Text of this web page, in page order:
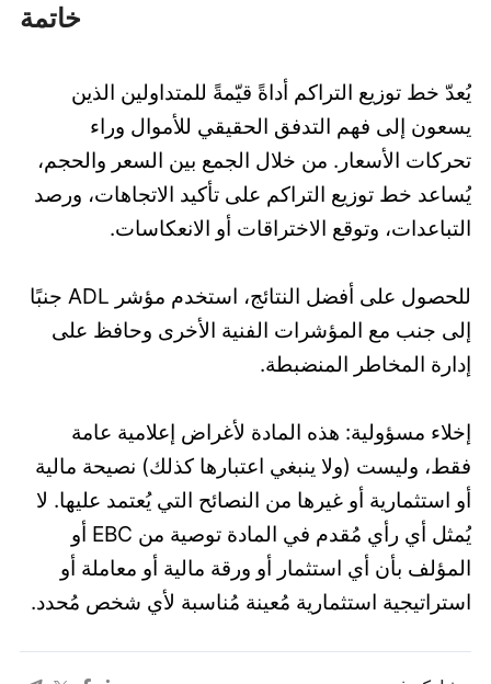
خاتمة
يُعدّ خط توزيع التراكم أداةً قيّمةً للمتداولين الذين
يسعون إلى فهم التدفق الحقيقي للأموال وراء
تحركات الأسعار. من خلال الجمع بين السعر والحجم،
يُساعد خط توزيع التراكم على تأكيد الاتجاهات، ورصد
التباعدات، وتوقع الاختراقات أو الانعكاسات.
للحصول على أفضل النتائج، استخدم مؤشر ADL جنبًا
إلى جنب مع المؤشرات الفنية الأخرى وحافظ على
إدارة المخاطر المنضبطة.
إخلاء مسؤولية: هذه المادة لأغراض إعلامية عامة
فقط، وليست (ولا ينبغي اعتبارها كذلك) نصيحة مالية
أو استثمارية أو غيرها من النصائح التي يُعتمد عليها. لا
يُمثل أي رأي مُقدم في المادة توصية من EBC أو
المؤلف بأن أي استثمار أو ورقة مالية أو معاملة أو
استراتيجية استثمارية مُعينة مُناسبة لأي شخص مُحدد.